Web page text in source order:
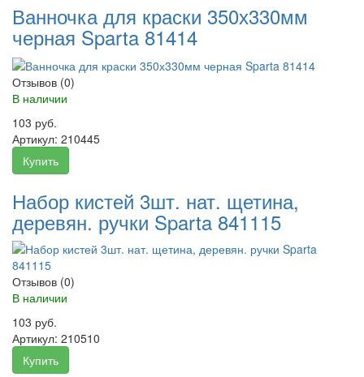
Ванночка для краски 350х330мм
черная Sparta 81414
Отзывов (0)
В наличии
103 руб.
Артикул: 210445
Купить
Набор кистей 3шт. нат. щетина,
деревян. ручки Sparta 841115
Отзывов (0)
В наличии
103 руб.
Артикул: 210510
Купить